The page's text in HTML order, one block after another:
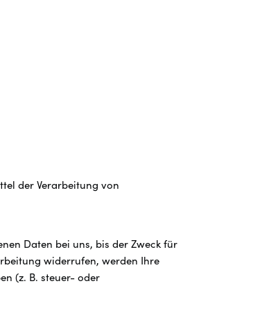
der Verarbeitung von
Daten bei uns, bis der Zweck für
widerrufen, werden Ihre
(z. B. steuer- oder